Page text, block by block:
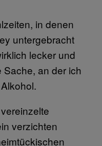
in denen
untergebracht
lecker und
an der ich
verzichten